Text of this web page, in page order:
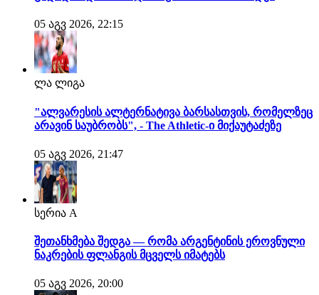
05 აგვ 2026, 22:15
ლა ლიგა
"ალვარესის ალტერნატივა ბარსასთვის, რომელზეც
არავინ საუბრობს", - The Athletic-ი მიქაუტაძეზე
05 აგვ 2026, 21:47
სერია A
შეთანხმება შედგა — რომა არგენტინის ეროვნული
ნაკრების ფლანგის მცველს იმატებს
05 აგვ 2026, 20:00